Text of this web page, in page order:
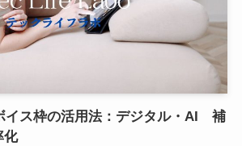
イス枠の活用法：デジタル・AI 補
化